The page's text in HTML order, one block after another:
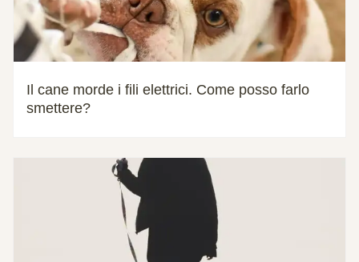
Il cane morde i fili elettrici. Come posso farlo
smettere?